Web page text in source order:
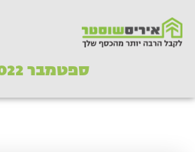
לתוכן
ספטמבר 2022